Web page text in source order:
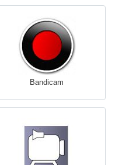
Bandicam